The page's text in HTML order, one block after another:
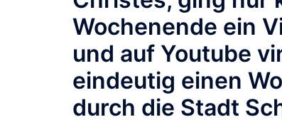
Wochenende ein
und auf Youtube
eindeutig einen
durch die Stadt